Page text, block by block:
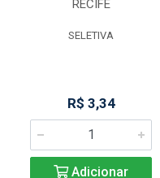
RECIFE
SELETIVA
R$ 3,34
Adicionar